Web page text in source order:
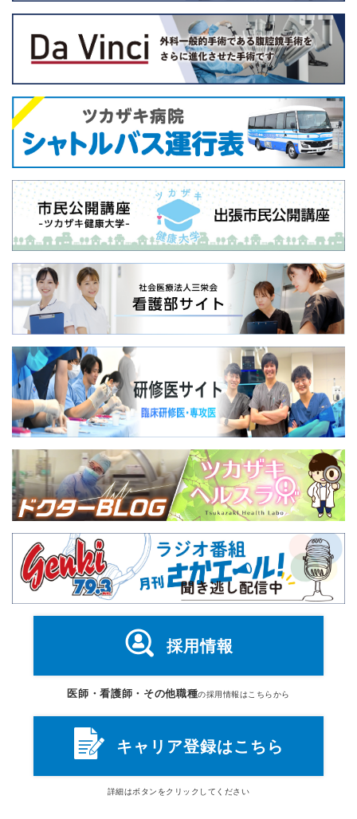
採用情報
医師・看護師・その他職種の採用情報はこちらから
キャリア登録はこちら
詳細はボタン をクリックしてください